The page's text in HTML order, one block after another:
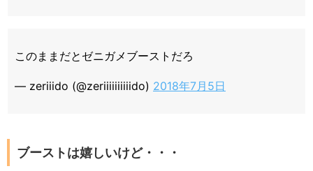
このままだとゼニガメブーストだろ
— zeriiido (@zeriiiiiiiiiido) 2018年7月5日
ブーストは嬉しいけど・・・